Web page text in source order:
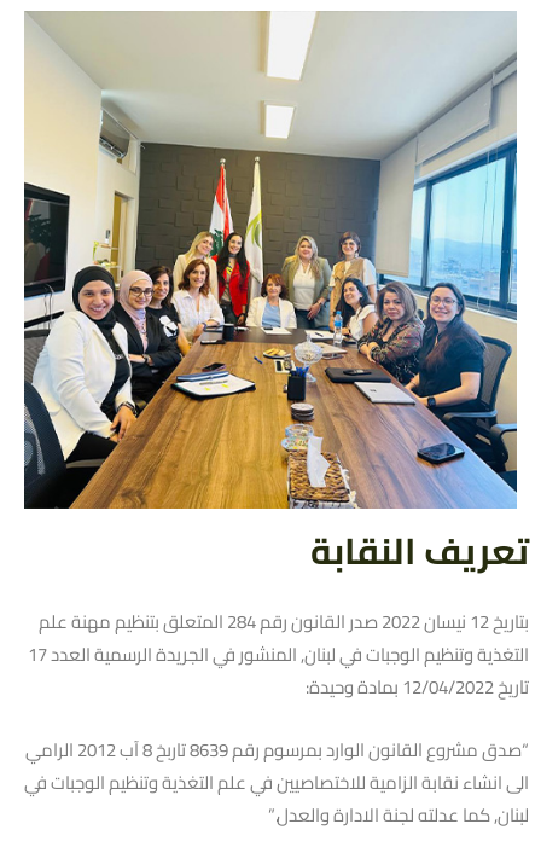
تعريف النقابة
بتاريخ 12 نيسان 2022 صدر القانون رقم 284 المتعلق بتنظيم مهنة علم
التغذية وتنظيم الوجبات في لبنان, المنشور في الجريدة الرسمية العدد 17
تاريخ 12/04/2022 بمادة وحيدة:
“صدق مشروع القانون الوارد بمرسوم رقم 8639 تاربخ 8 آب 2012 الرامي
الى انشاء نقابة الزامية للاختصاصيين في علم التغذية وتنظيم الوجبات في
لبنان, كما عدلته لجنة الادارة والعدل.”